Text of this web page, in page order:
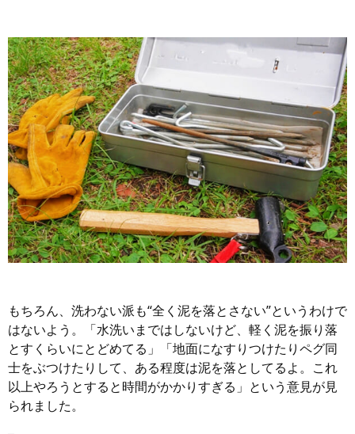
もちろん、洗わない派も“全く泥を落とさない”というわけで
はないよう。「水洗いまではしないけど、軽く泥を振り落
とすくらいにとどめてる」「地面になすりつけたりペグ同
士をぶつけたりして、ある程度は泥を落としてるよ。これ
以上やろうとすると時間がかかりすぎる」という意見が見
られました。